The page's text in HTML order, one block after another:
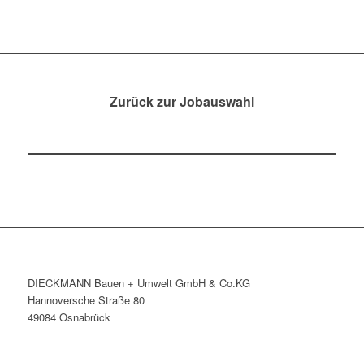
Zurück zur Jobauswahl
DIECKMANN Bauen + Umwelt GmbH & Co.KG
Hannoversche Straße 80
49084 Osnabrück